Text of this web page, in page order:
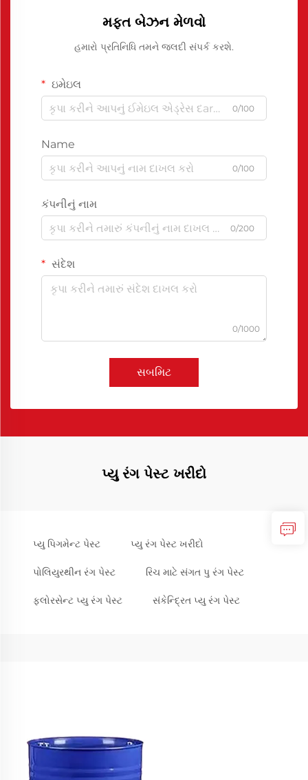
મફત બેઝન મેળવો
હમારો પ્રતિનિધિ તમને જલદી સંપર્ક કરશે.
ઇમેઇલ
0/100
Name
0/100
કંપનીનું નામ
0/200
સંદેશ
0/1000
સબમિટ
પ્યુ રંગ પેસ્ટ ખરીદો
પ્યુ પિગમેન્ટ પેસ્ટ પ્યુ રંગ પેસ્ટ ખરીદો
પોલિયુરથીન રંગ પેસ્ટ રિચ માટે સંગત પુ રંગ પેસ્ટ
ફ્લોરસેન્ટ પ્યુ રંગ પેસ્ટ સંકેન્દ્રિત પ્યુ રંગ પેસ્ટ